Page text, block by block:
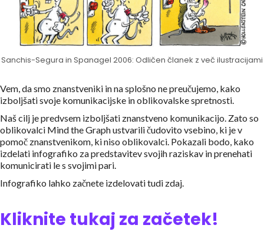
Sanchis-Segura in Spanagel 2006: Odličen članek z več ilustracijami
Vem, da smo znanstveniki in na splošno ne preučujemo, kako
izboljšati svoje komunikacijske in oblikovalske spretnosti.
Naš cilj je predvsem izboljšati znanstveno komunikacijo. Zato so
oblikovalci Mind the Graph ustvarili čudovito vsebino, ki je v
pomoč znanstvenikom, ki niso oblikovalci. Pokazali bodo, kako
izdelati infografiko za predstavitev svojih raziskav in prenehati
komunicirati le s svojimi pari.
Infografiko lahko začnete izdelovati tudi zdaj.
Kliknite tukaj za začetek!